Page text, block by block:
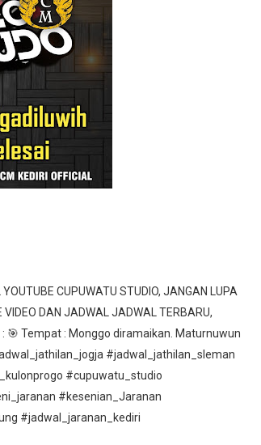
CUPUWATU STUDIO, JANGAN LUPA
VIDEO DAN JADWAL JADWAL TERBARU,
: 🎯 Tempat : Monggo diramaikan. Maturnuwun
#jadwal_jathilan_sleman
#cupuwatu_studio
#kesenian_Jaranan
#jadwal_jaranan_kediri